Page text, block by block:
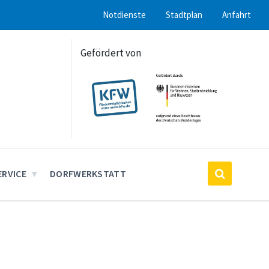
Notdienste Stadtplan Anfahrt
Gefördert von
DORFWERKSTATT